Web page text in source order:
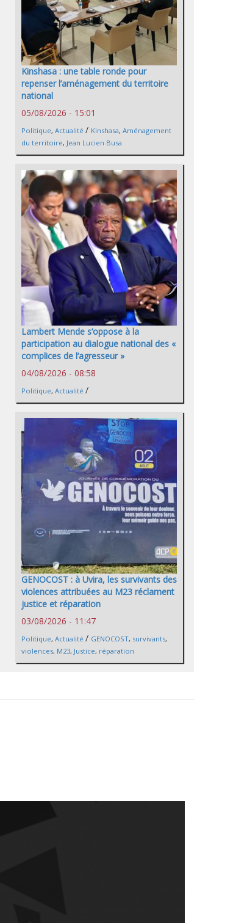
Kinshasa : une table ronde pour
repenser l’aménagement du territoire
national
05/08/2026 - 15:01
Politique, Actualité / Kinshasa, Aménagement
du territoire, Jean Lucien Busa
Lambert Mende s’oppose à la
participation au dialogue national des «
complices de l’agresseur »
04/08/2026 - 08:58
Politique, Actualité /
GENOCOST : à Uvira, les survivants des
violences attribuées au M23 réclament
justice et réparation
03/08/2026 - 11:47
Politique, Actualité / GENOCOST, survivants,
violences, M23, Justice, réparation